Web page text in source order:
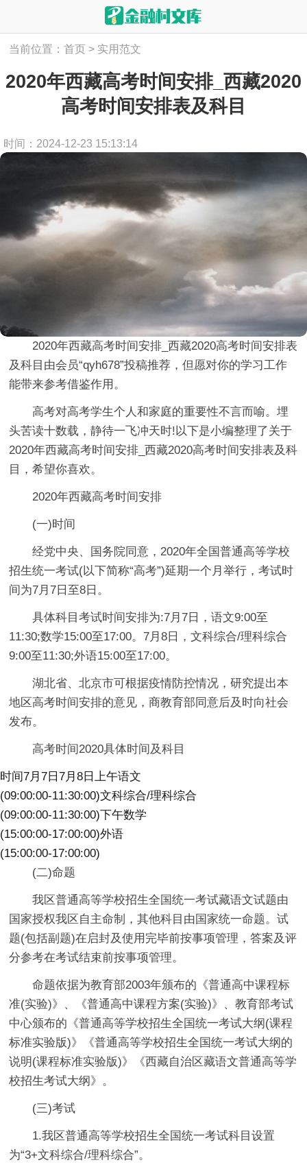
当前位置：首页 > 实用范文
2020年西藏高考时间安排_西藏2020
高考时间安排表及科目
时间：2024-12-23 15:13:14
2020年西藏高考时间安排_西藏2020高考时间安排表
及科目 由会员“qyh678”投稿推荐，但愿对你的学习工作
能带来参考借鉴作用。
高考对高考学生个人和家庭的重要性不言而喻。埋
头苦读十数载，静待一飞冲天时!以下是小编整理了关于
2020年西藏高考时间安排_西藏2020高考时间安排表及科
目，希望你喜欢。
2020年西藏高考时间安排
(一)时间
经党中央、国务院同意，2020年全国普通高等学校
招生统一考试(以下简称“高考”)延期一个月举行，考试时
间为7月7日至8日。
具体科目考试时间安排为:7月7日，语文9:00至
11:30;数学15:00至17:00。7月8日，文科综合/理科综合
9:00至11:30;外语15:00至17:00。
湖北省、北京市可根据疫情防控情况，研究提出本
地区高考时间安排的意见，商教育部同意后及时向社会
发布。
高考时间2020具体时间及科目
时间7月7日7月8日 上午语文
(09:00:00-11:30:00)文科综合/理科综合
(09:00:00-11:30:00)下午数学
(15:00:00-17:00:00)外语
(15:00:00-17:00:00)
(二)命题
我区普通高等学校招生全国统一考试藏语文试题由
国家授权我区自主命制，其他科目由国家统一命题。试
题(包括副题)在启封及使用完毕前按事项管理，答案及评
分参考在考试结束前按事项管理。
命题依据为教育部2003年颁布的《普通高中课程标
准(实验)》、《普通高中课程方案(实验)》、教育部考试
中心颁布的《普通高等学校招生全国统一考试大纲(课程
标准实验版)》《普通高等学校招生全国统一考试大纲的
说明(课程标准实验版)》《西藏自治区藏语文普通高等学
校招生考试大纲》。
(三)考试
1.我区普通高等学校招生全国统一考试科目设置
为“3+文科综合/理科综合”。